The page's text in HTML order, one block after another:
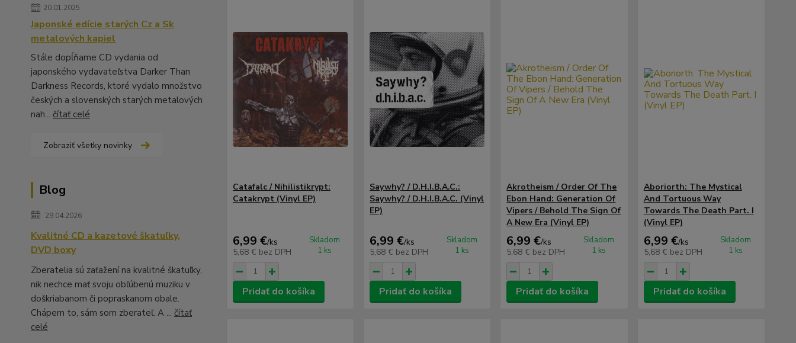
20.01.2025
Japonské edície starých Cz a Sk
metalových kapiel
Stále dopĺňame CD vydania od
japonského vydavateľstva Darker Than
Darkness Records, ktoré vydalo množstvo
českých a slovenských starých metalových
nah... čítať celé
Zobraziť všetky novinky
Blog
29.04.2026
Kvalitné CD a kazetové škatuľky,
DVD boxy
Zberatelia sú zaťažení na kvalitné škatuľky,
nik nechce mať svoju obľúbenú muziku v
doškriabanom či popraskanom obale.
Chápem to, sám som zberateľ. A ... čítať
celé
Catafalc / Nihilistikrypt:
Catakrypt (Vinyl EP)
6,99 €/ks
5,68 € bez DPH
Skladom
1 ks
Pridať do košíka
Saywhy? / D.H.I.B.A.C.:
Saywhy? / D.H.I.B.A.C. (Vinyl
EP)
6,99 €/ks
5,68 € bez DPH
Skladom
1 ks
Pridať do košíka
Akrotheism / Order Of The
Ebon Hand: Generation Of
Vipers / Behold The Sign Of
A New Era (Vinyl EP)
6,99 €/ks
5,68 € bez DPH
Skladom
1 ks
Pridať do košíka
Aboriorth: The Mystical
And Tortuous Way
Towards The Death Part. I
(Vinyl EP)
6,99 €/ks
5,68 € bez DPH
Skladom
1 ks
Pridať do košíka